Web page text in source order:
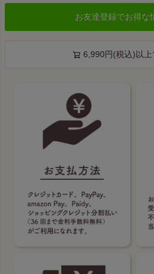
お友達登録でお得な
6,990円(税込)以上